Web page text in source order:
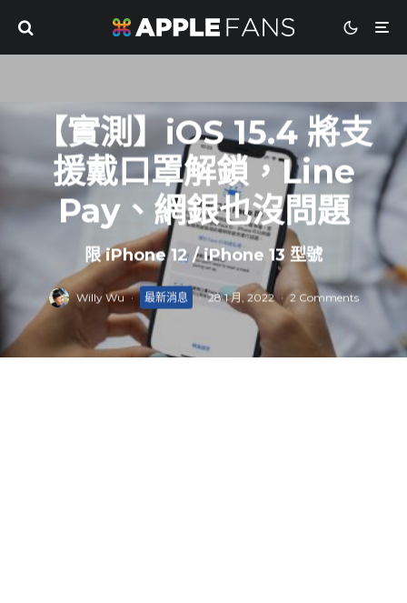
【實測】iOS 15.4 將支
援戴口罩解鎖，Line
Pay、網銀也沒問題
限 iPhone 12 / iPhone 13 型號
Willy Wu · 最新消息 · 28 1 月, 2022 · 2 Comments